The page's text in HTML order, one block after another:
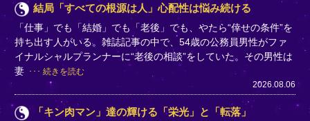
結局「すべての根源は人」心配性は悩み続ける
「仕事」でも「結婚」でも「老後」でも、やたら“倖せの条件”を
持ち出す人がいる。雑誌記事の中で、54歳の公務員男性がファ
イナルシャルプランナーに“老後の相談”をしていた。その男性は
妻
続きを読む
2026.08.06
「キン肉マン」達の輝ける「栄光」と「転落」